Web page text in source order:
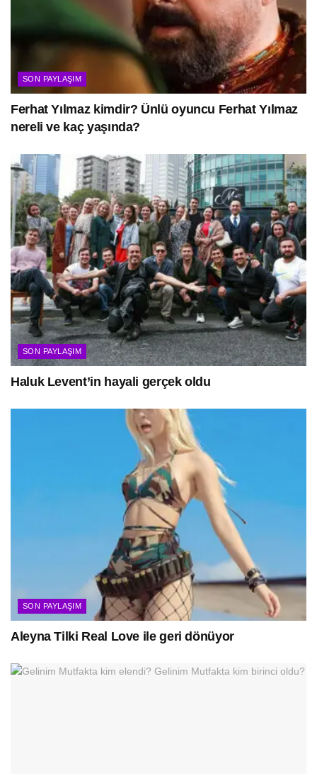
SON PAYLAŞIM
Ferhat Yılmaz kimdir? Ünlü oyuncu Ferhat Yılmaz
nereli ve kaç yaşında?
SON PAYLAŞIM
Haluk Levent’in hayali gerçek oldu
SON PAYLAŞIM
Aleyna Tilki Real Love ile geri dönüyor